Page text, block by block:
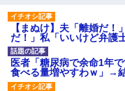
【まぬけ】夫「離婚だ
だ！」私「いいけど弁護
医者「糖尿病で余命1年
食べる量増やすわｗ」→